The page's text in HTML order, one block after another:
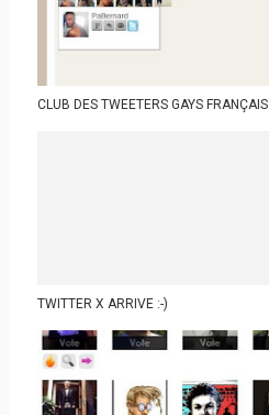
CLUB DES TWEETERS GAYS FRANÇAIS
TWITTER X ARRIVE :-)